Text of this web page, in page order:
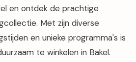
en ontdek de prachtige
Met zijn diverse
en unieke programma's is
te winkelen in Bakel.